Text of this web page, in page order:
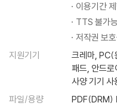
CHAPTER 2 일상을 기록하며
내 책상 위
스케치 파일 사용하기 / 레이
Rini’s Advice 종이 질감 파일
이용기간
TTS 불가능
저작권 보
지원기기
크레마, PC(
패드, 안드
사양 기기
파일/용량
PDF(DRM)